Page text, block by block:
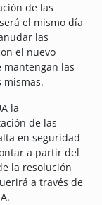
de las
el mismo día
las
el nuevo
mantengan las
mismas.
la
de las
en seguridad
a partir del
la resolución
a través de